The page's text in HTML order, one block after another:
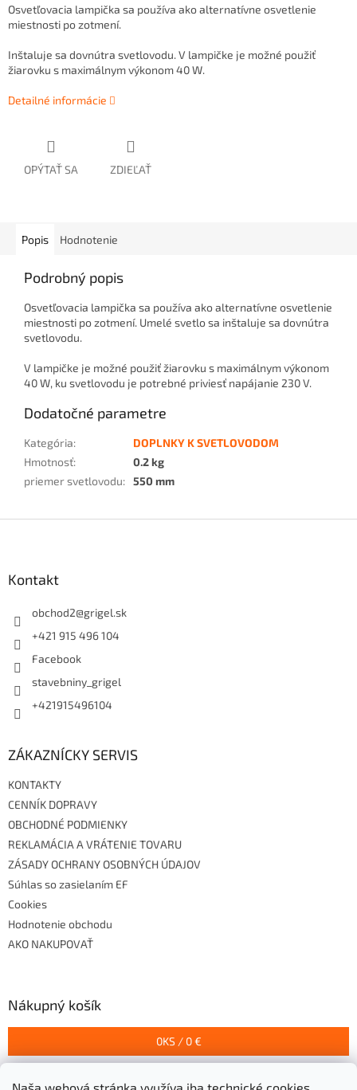
Osvetľovacia lampička sa používa ako alternatívne osvetlenie
miestnosti po zotmení.
Inštaluje sa dovnútra svetlovodu. V lampičke je možné použiť
žiarovku s maximálnym výkonom 40 W.
Detailné informácie
OPÝTAŤ SA ZDIEĽAŤ
Popis Hodnotenie
Podrobný popis
Osvetľovacia lampička sa používa ako alternatívne osvetlenie
miestnosti po zotmení. Umelé svetlo sa inštaluje sa dovnútra
svetlovodu.
V lampičke je možné použiť žiarovku s maximálnym výkonom
40 W, ku svetlovodu je potrebné priviesť napájanie 230 V.
Dodatočné parametre
Kategória:
DOPLNKY K SVETLOVODOM
Hmotnosť:
0.2 kg
priemer svetlovodu: 550 mm
Kontakt
obchod2@grigel.sk
+421 915 496 104
Facebook
stavebniny_grigel
+421915496104
ZÁKAZNÍCKY SERVIS
KONTAKTY
CENNÍK DOPRAVY
OBCHODNÉ PODMIENKY
REKLAMÁCIA A VRÁTENIE TOVARU
ZÁSADY OCHRANY OSOBNÝCH ÚDAJOV
Súhlas so zasielaním EF
Cookies
Hodnotenie obchodu
AKO NAKUPOVAŤ
Nákupný košík
0KS / 0 €